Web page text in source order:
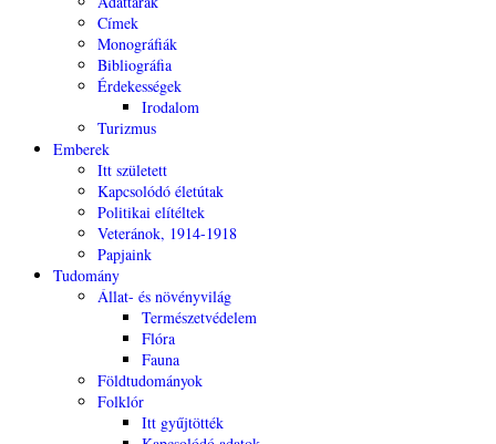
Címek
Monográfiák
Bibliográfia
Érdekességek
Irodalom
Turizmus
Emberek
Itt született
Kapcsolódó életútak
Politikai elítéltek
Veteránok, 1914-1918
Papjaink
Tudomány
Állat- és növényvilág
Természetvédelem
Flóra
Fauna
Földtudományok
Folklór
Itt gyűjtötték